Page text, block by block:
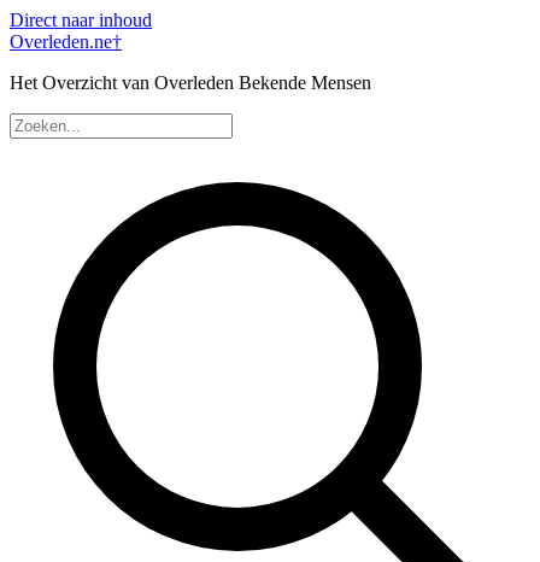
Direct naar inhoud
Overleden.ne†
Het Overzicht van Overleden Bekende Mensen